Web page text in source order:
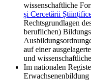
wissenschaftliche
și Cercetării
Rechtsgrundlagen
beruflichen)
auf einer
und
Im nationalen
Erwachsenenbildung